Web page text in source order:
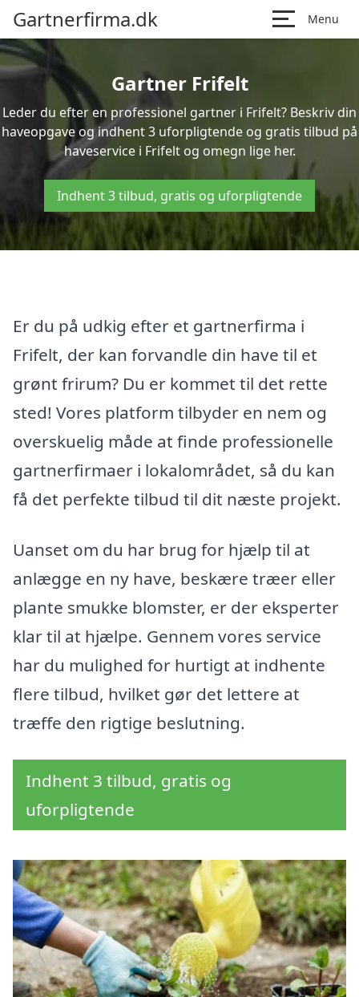
Gartnerfirma.dk Menu
Gartner Frifelt
Leder du efter en professionel gartner i Frifelt? Beskriv din
haveopgave og indhent 3 uforpligtende og gratis tilbud på
haveservice i Frifelt og omegn lige her.
Indhent 3 tilbud, gratis og uforpligtende
Er du på udkig efter et gartnerfirma i
Frifelt, der kan forvandle din have til et
grønt frirum? Du er kommet til det rette
sted! Vores platform tilbyder en nem og
overskuelig måde at finde professionelle
gartnerfirmaer i lokalområdet, så du kan
få det perfekte tilbud til dit næste projekt.
Uanset om du har brug for hjælp til at
anlægge en ny have, beskære træer eller
plante smukke blomster, er der eksperter
klar til at hjælpe. Gennem vores service
har du mulighed for hurtigt at indhente
flere tilbud, hvilket gør det lettere at
træffe den rigtige beslutning.
Indhent 3 tilbud, gratis og
uforpligtende